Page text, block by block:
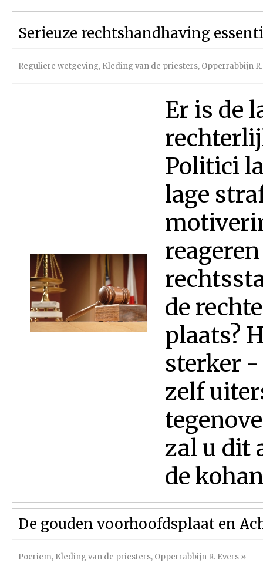
Serieuze rechtshandhaving
Reguliere wetgeving, Kleding van de priesters, Opperrabbijn
Er is de
Politici
lage
de
plaats?
sterker -
zelf
zal u dit
de
De gouden voorhoofdsplaat en
Poeriem, Kleding van de priesters, Opperrabbijn R. Evers »